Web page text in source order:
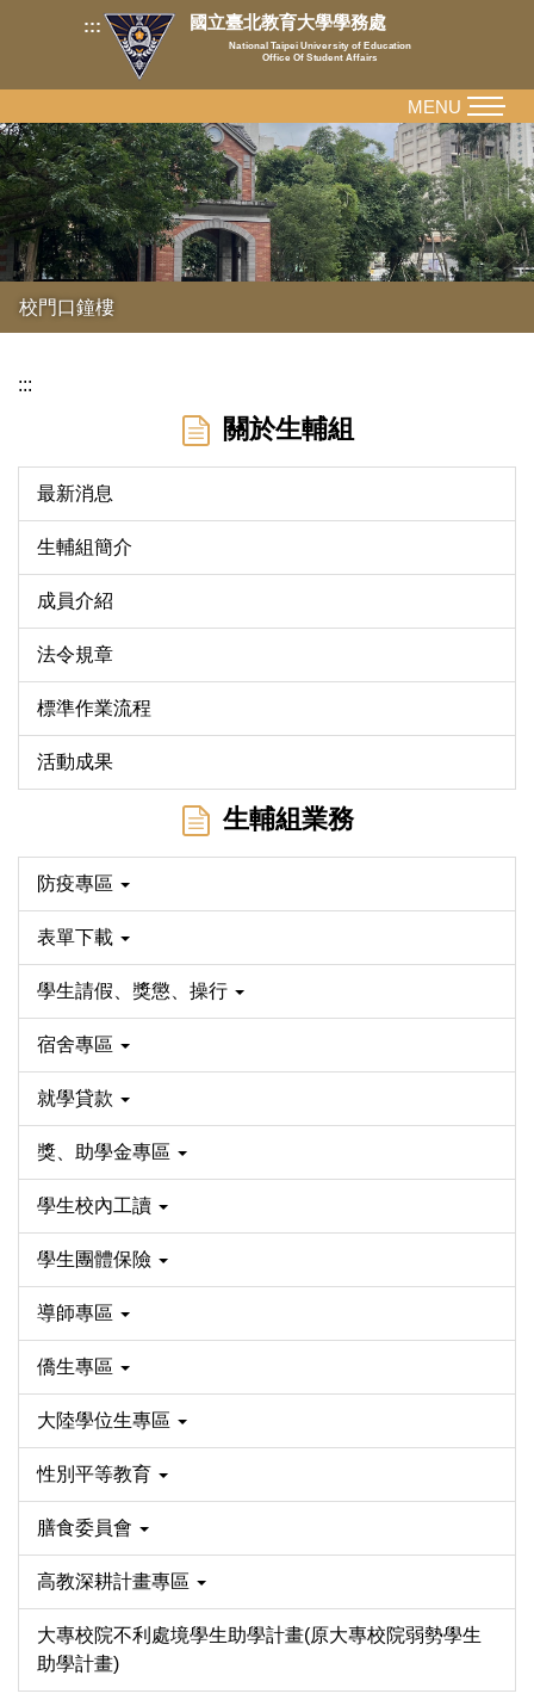
內
容
區
::: 國立臺北教育大學學務處
National Taipei University of Education
Office Of Student Affairs
校門口鐘樓
MENU
:::
關於生輔組
最新消息
生輔組簡介
成員介紹
法令規章
標準作業流程
活動成果
生輔組業務
防疫專區
表單下載
學生請假、獎懲、操行
宿舍專區
就學貸款
獎、助學金專區
學生校內工讀
學生團體保險
導師專區
僑生專區
大陸學位生專區
性別平等教育
膳食委員會
高教深耕計畫專區
大專校院不利處境學生助學計畫(原大專校院弱勢學生
助學計畫)